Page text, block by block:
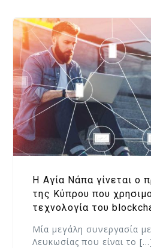
Η Αγία Νάπα γίνεται ο
της Κύπρου που
τεχνολογία του
Μία μεγάλη συνεργασία
Λευκωσίας που είναι το